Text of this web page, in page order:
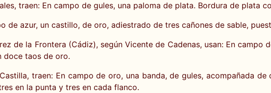
traen: En campo de gules, una paloma de plata. Bordura de plata
de azur, un castillo, de oro, adiestrado de tres cañones de sable,
de la Frontera (Cádiz), según Vicente de Cadenas, usan: En
doce taos de oro.
traen: En campo de oro, una banda, de gules, acompañada
en la punta y tres en cada flanco.